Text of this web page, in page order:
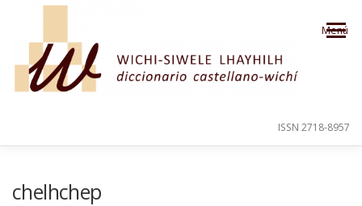
Saltar al contenido
Menú
ISSN 2718-8957
chelhchep